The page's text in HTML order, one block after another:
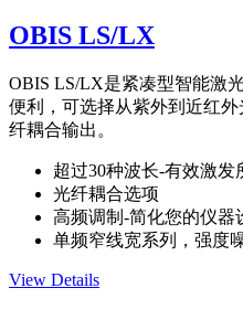
OBIS LS/LX
OBIS LS/LX是紧凑型智能激
便利，可选择从紫外到近红
纤耦合输出。
超过30种波长-有效激发
光纤耦合选项
高频调制-简化您的仪器
单频窄线宽系列，强度
View Details